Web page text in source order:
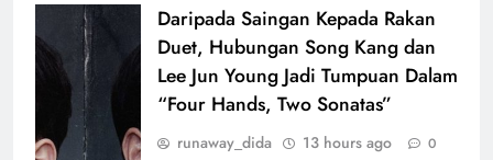
Daripada Saingan Kepada Rakan
Duet, Hubungan Song Kang dan
Lee Jun Young Jadi Tumpuan Dalam
“Four Hands, Two Sonatas”
runaway_dida 13 hours ago 0